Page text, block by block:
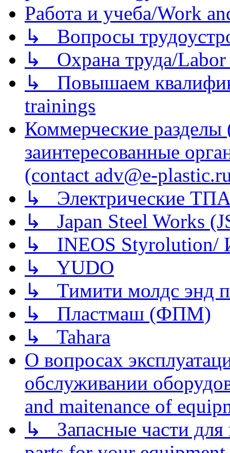
Работа и учеба/Work
↳ Вопросы
↳ Охрана труда/Labor
↳ Повышаем
trainings
Коммерческие
заинтересованные
(contact adv@e-
↳ Электрические
↳ Japan Steel Works
↳ INEOS
↳ YUDO
↳ Тимити молдс энд
↳ Пластмаш (ФПМ)
↳ Tahara
О вопросах
обслуживании
and maitenance of
↳ Запасные части для